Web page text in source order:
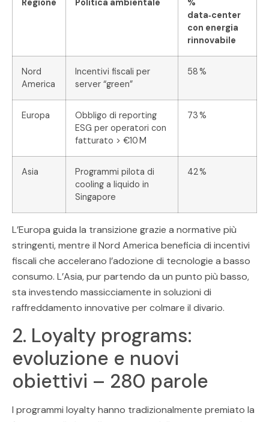
Regione Politica ambientale
%
data‑center
con energia
rinnovabile
Nord
America
Incentivi fiscali per
server “green”
58 %
Europa
Obbligo di reporting
ESG per operatori con
fatturato > €10 M
73 %
Asia
Programmi pilota di
cooling a liquido in
Singapore
42 %
L’Europa guida la transizione grazie a normative più
stringenti, mentre il Nord America beneficia di incentivi
fiscali che accelerano l’adozione di tecnologie a basso
consumo. L’Asia, pur partendo da un punto più basso,
sta investendo massicciamente in soluzioni di
raffreddamento innovative per colmare il divario.
2. Loyalty programs:
evoluzione e nuovi
obiettivi – 280 parole
I programmi loyalty hanno tradizionalmente premiato la